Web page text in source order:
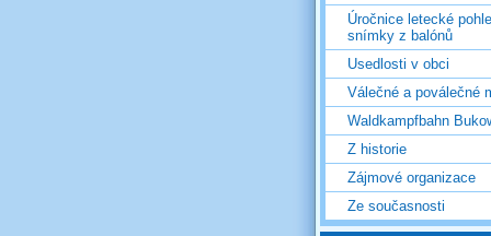
Úročnice letecké
snímky z balónů
Usedlosti v obci
Válečné a poválečné
Waldkampfbahn
Z historie
Zájmové organizace
Ze současnosti